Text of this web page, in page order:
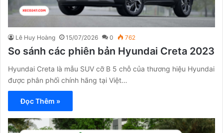
Lê Huy Hoàng 15/07/2026 0 762
So sánh các phiên bản Hyundai Creta 2023
Hyundai Creta là mẫu SUV cỡ B 5 chỗ của thương hiệu Hyundai
được phân phối chính hãng tại Việt…
Đọc Thêm »